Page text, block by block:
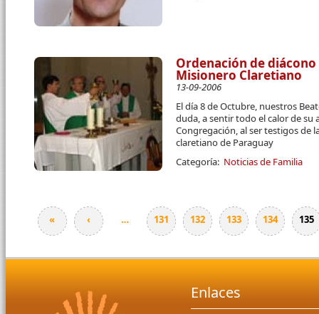
Ordenación de
Misionero Claretiano
13-09-2006
El día 8 de Octubre, nuestros
duda, a sentir todo el calor de su
Congregación, al ser testigos de
claretiano de Paraguay
Categoría: Noticias de Familia
Páginas
« ‹ … 131 132 133 134 135
Enlaces